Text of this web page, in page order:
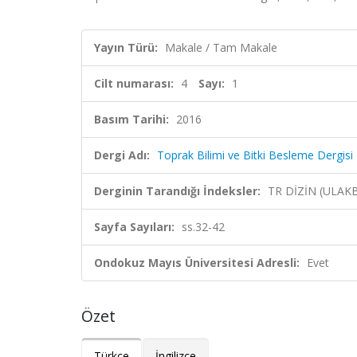
Yayın Türü: Makale / Tam Makale
Cilt numarası: 4 Sayı: 1
Basım Tarihi: 2016
Dergi Adı: Toprak Bilimi ve Bitki Besleme Dergisi
Derginin Tarandığı İndeksler: TR DİZİN
Sayfa Sayıları: ss.32-42
Ondokuz Mayıs Üniversitesi Adresli: Evet
Özet